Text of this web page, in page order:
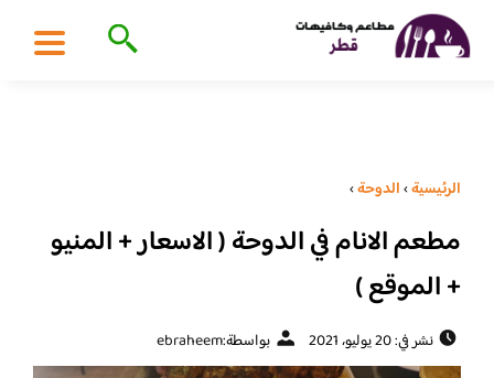
الرئيسية›الدوحة›
مطعم الانام في الدوحة ( الاسعار + المنيو
+ الموقع )
نشر في: 20 يوليو، 2021 بواسطة:ebraheem